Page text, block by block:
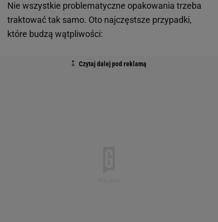
Nie wszystkie problematyczne opakowania trzeba
traktować tak samo. Oto najczęstsze przypadki,
które budzą wątpliwości: